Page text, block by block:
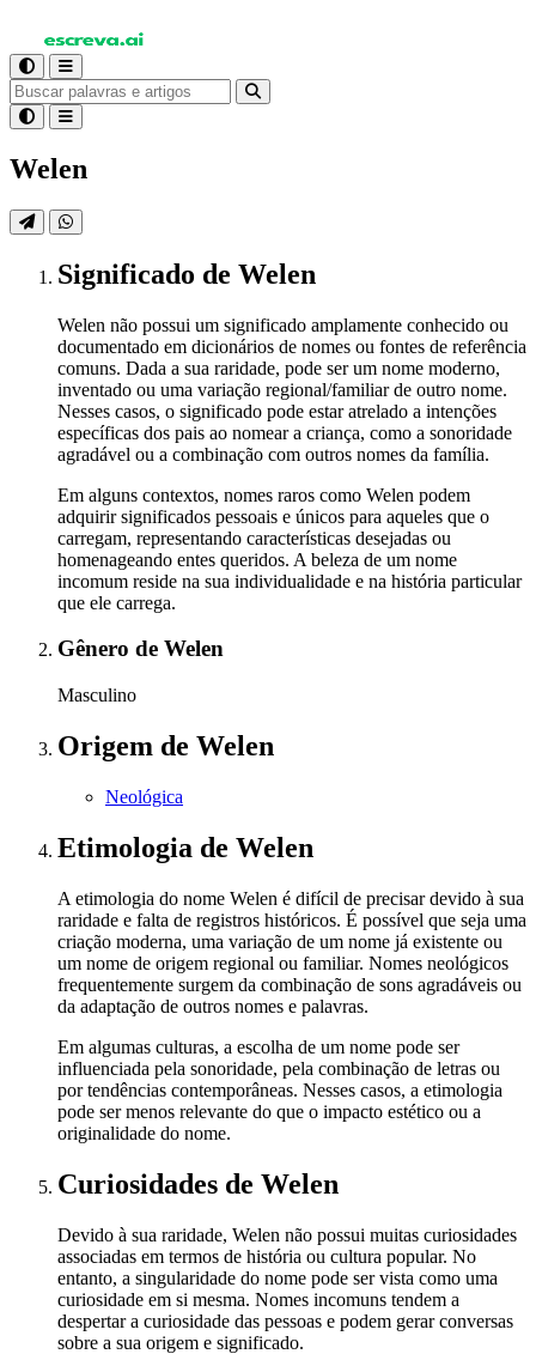
Welen
Significado de Welen
Welen não possui um significado amplamente conhecido ou
documentado em dicionários de nomes ou fontes de referência
comuns. Dada a sua raridade, pode ser um nome moderno,
inventado ou uma variação regional/familiar de outro nome.
Nesses casos, o significado pode estar atrelado a intenções
específicas dos pais ao nomear a criança, como a sonoridade
agradável ou a combinação com outros nomes da família.
Em alguns contextos, nomes raros como Welen podem
adquirir significados pessoais e únicos para aqueles que o
carregam, representando características desejadas ou
homenageando entes queridos. A beleza de um nome
incomum reside na sua individualidade e na história particular
que ele carrega.
Gênero de Welen
Masculino
Origem de Welen
Neológica
Etimologia de Welen
A etimologia do nome Welen é difícil de precisar devido à sua
raridade e falta de registros históricos. É possível que seja uma
criação moderna, uma variação de um nome já existente ou
um nome de origem regional ou familiar. Nomes neológicos
frequentemente surgem da combinação de sons agradáveis ou
da adaptação de outros nomes e palavras.
Em algumas culturas, a escolha de um nome pode ser
influenciada pela sonoridade, pela combinação de letras ou
por tendências contemporâneas. Nesses casos, a etimologia
pode ser menos relevante do que o impacto estético ou a
originalidade do nome.
Curiosidades de Welen
Devido à sua raridade, Welen não possui muitas curiosidades
associadas em termos de história ou cultura popular. No
entanto, a singularidade do nome pode ser vista como uma
curiosidade em si mesma. Nomes incomuns tendem a
despertar a curiosidade das pessoas e podem gerar conversas
sobre a sua origem e significado.